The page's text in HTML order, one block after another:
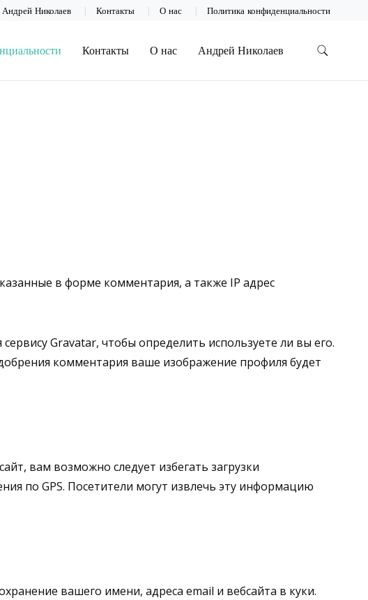
Андрей Николаев Контакты О нас Политика конфиденциальности
Контакты О нас Андрей Николаев
в форме комментария, а также IP адрес
Gravatar, чтобы определить используете ли вы его.
комментария ваше изображение профиля будет
вам возможно следует избегать загрузки
по GPS. Посетители могут извлечь эту информацию
вашего имени, адреса email и вебсайта в куки.